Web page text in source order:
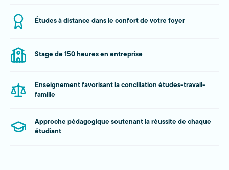
Études à distance dans le confort de votre foyer
Stage de 150 heures en entreprise
Enseignement favorisant la conciliation études-travail-
famille
Approche pédagogique soutenant la réussite de chaque
étudiant